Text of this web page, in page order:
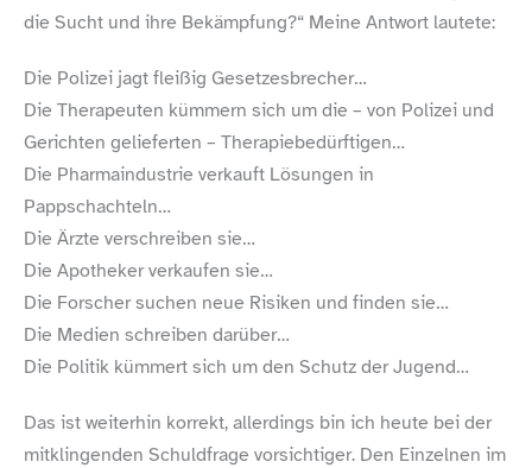
die Sucht und ihre Bekämpfung?“ Meine Antwort lautete:
Die Polizei jagt fleißig Gesetzesbrecher…
Die Therapeuten kümmern sich um die – von Polizei und
Gerichten gelieferten – Therapiebedürftigen…
Die Pharmaindustrie verkauft Lösungen in
Pappschachteln…
Die Ärzte verschreiben sie…
Die Apotheker verkaufen sie…
Die Forscher suchen neue Risiken und finden sie…
Die Medien schreiben darüber…
Die Politik kümmert sich um den Schutz der Jugend…
Das ist weiterhin korrekt, allerdings bin ich heute bei der
mitklingenden Schuldfrage vorsichtiger. Den Einzelnen im